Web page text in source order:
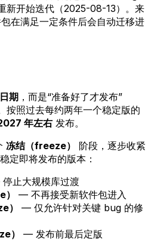
新开始迭代（2025-08-13）。来
在满足一定条件后会自动迁移进
期 ，而是“准备好了才发布”
按照过去每约两年一个稳定版的
年左右 发布。
冻结（freeze）
阶段，逐步收紧
定即将发布的版本：
止大规模库过渡
— 不再接受新软件包进入
）
— 仅允许针对关键 bug 的修
）
— 发布前最后定版